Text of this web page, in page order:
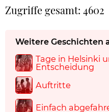
Zugriffe gesamt: 4602
Weitere Geschichten
Tage in Helsinki
Entscheidung
Auftritte
Einfach